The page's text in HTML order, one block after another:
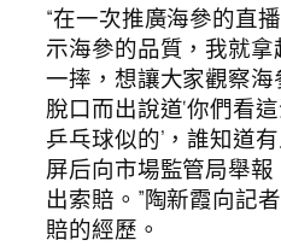
“在一次推廣海參的直
示海參的品質，我就
一摔，想讓大家觀察海
脫口而出說道‘你們看
乒乓球似的’，誰知道
屏后向市場監管局舉
出索賠。”陶新霞向記
賠的經歷。